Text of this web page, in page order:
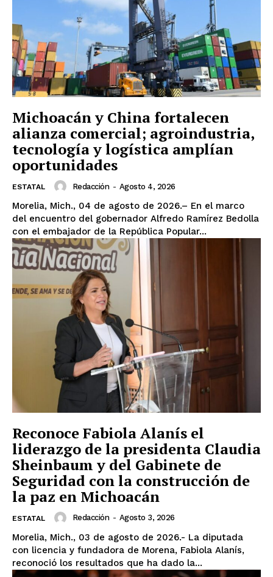
Michoacán y China fortalecen
alianza comercial; agroindustria,
tecnología y logística amplían
oportunidades
ESTATAL Redacción - Agosto 4, 2026
Morelia, Mich., 04 de agosto de 2026.– En el marco
del encuentro del gobernador Alfredo Ramírez Bedolla
con el embajador de la República Popular...
Reconoce Fabiola Alanís el
liderazgo de la presidenta Claudia
Sheinbaum y del Gabinete de
Seguridad con la construcción de
la paz en Michoacán
ESTATAL Redacción - Agosto 3, 2026
Morelia, Mich., 03 de agosto de 2026.- La diputada
con licencia y fundadora de Morena, Fabiola Alanís,
reconoció los resultados que ha dado la...